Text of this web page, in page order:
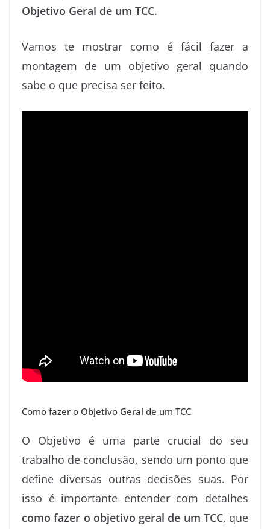
Objetivo Geral de um TCC.
Vamos te mostrar como é fácil fazer a
montagem de um objetivo geral quando
sabe o que precisa ser feito.
Como fazer o Objetivo Geral de um TCC
O Objetivo é uma parte crucial do seu
trabalho de conclusão, sendo um ponto que
define diversas outras decisões suas. Por
isso é importante entender com detalhes
como fazer o objetivo geral de um TCC, que